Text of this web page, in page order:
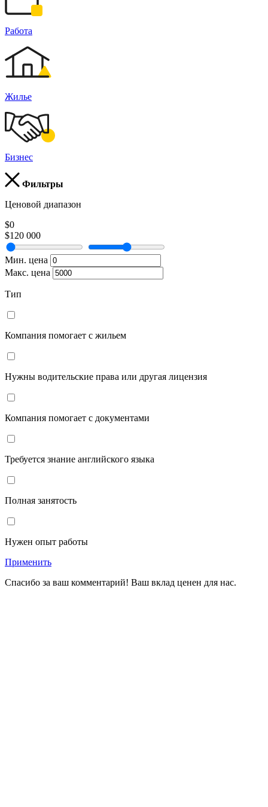
Работа
Жилье
Бизнес
Фильтры
Ценовой диапазон
$0
$120 000
Мин. цена
Макс. цена
Тип
Компания помогает с жильем
Нужны водительские права или другая лицензия
Компания помогает с документами
Требуется знание английского языка
Полная занятость
Нужен опыт работы
Применить
Спасибо за ваш комментарий! Ваш вклад ценен для нас.